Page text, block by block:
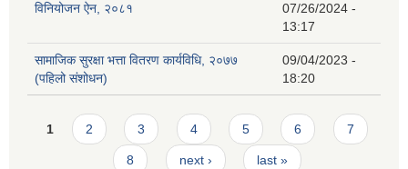
विनियोजन ऐन, २०८१
07/26/2024 -
13:17
सामाजिक सुरक्षा भत्ता वितरण कार्यविधि, २०७७
(पहिलो संशोधन)
09/04/2023 -
18:20
Pages
1 2 3 4 5 6 7
8 next › last »